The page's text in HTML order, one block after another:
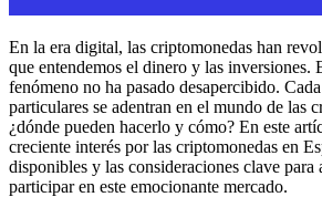
En la era digital, las criptomonedas han
que entendemos el dinero y las inversiones.
fenómeno no ha pasado desapercibido.
particulares se adentran en el mundo de las
¿dónde pueden hacerlo y cómo? En este
creciente interés por las criptomonedas en
disponibles y las consideraciones clave para
participar en este emocionante mercado.